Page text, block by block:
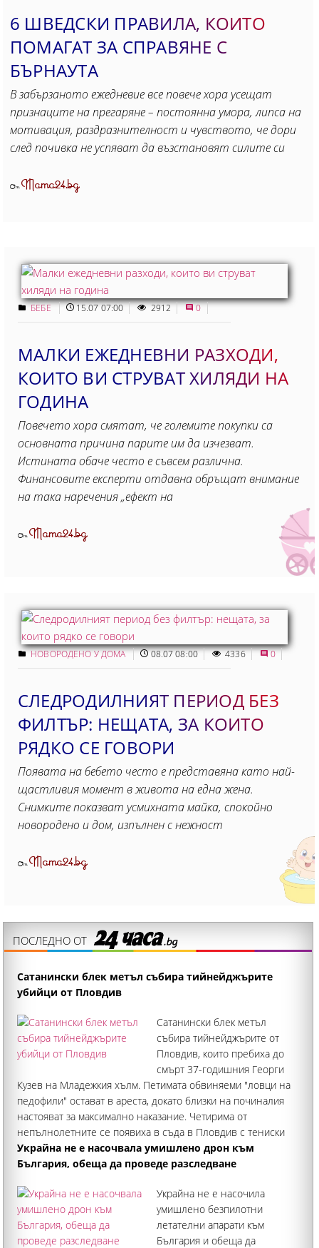
6 ШВЕДСКИ ПРАВИЛА, КОИТО
ПОМАГАТ ЗА СПРАВЯНЕ С
БЪРНАУТА
В забързаното ежедневие все повече хора усещат
признаците на прегаряне – постоянна умора, липса на
мотивация, раздразнителност и чувството, че дори
след почивка не успяват да възстановят силите си
ОтMama24.bg
БЕБЕ 15.07 07:00 2912 0
МАЛКИ ЕЖЕДНЕВНИ РАЗХОДИ,
КОИТО ВИ СТРУВАТ ХИЛЯДИ НА
ГОДИНА
Повечето хора смятат, че големите покупки са
основната причина парите им да изчезват.
Истината обаче често е съвсем различна.
Финансовите експерти отдавна обръщат внимание
на така наречения „ефект на
ОтMama24.bg
НОВОРОДЕНО У ДОМА 08.07 08:00 4336 0
СЛЕДРОДИЛНИЯТ ПЕРИОД БЕЗ
ФИЛТЪР: НЕЩАТА, ЗА КОИТО
РЯДКО СЕ ГОВОРИ
Появата на бебето често е представяна като най-
щастливия момент в живота на една жена.
Снимките показват усмихната майка, спокойно
новородено и дом, изпълнен с нежност
ОтMama24.bg
ПОСЛЕДНО ОТ
Сатанински блек метъл събира тийнейджърите
убийци от Пловдив
Сатанински блек метъл
събира тийнейджърите от
Пловдив, които пребиха до
смърт 37-годишния Георги
Кузев на Младежкия хълм. Петимата обвиняеми "ловци на
педофили" остават в ареста, докато близки на починалия
настояват за максимално наказание. Четирима от
непълнолетните се появиха в съда в Пловдив с тениски
на метъл групи
Украйна не е насочвала умишлено дрон към
България, обеща да проведе разследване
Украйна не е насочила
умишлено безпилотни
летателни апарати към
България и обеща да